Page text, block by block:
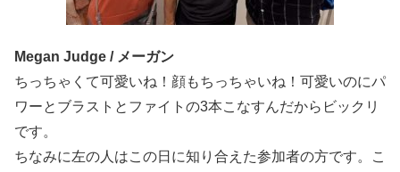
Megan Judge / メーガン
ちっちゃくて可愛いね！顔もちっちゃいね！可愛いのにパ
ワーとブラストとファイトの3本こなすんだからビックリ
です。
ちなみに左の人はこの日に知り合えた参加者の方です。こ